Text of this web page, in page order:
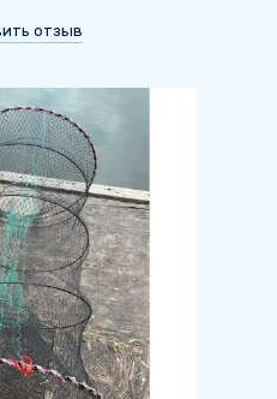
отзыв